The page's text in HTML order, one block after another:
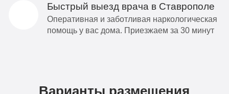
Быстрый выезд врача в Ставрополе
Оперативная и заботливая наркологическая
помощь у вас дома. Приезжаем за 30 минут
Варианты размещения